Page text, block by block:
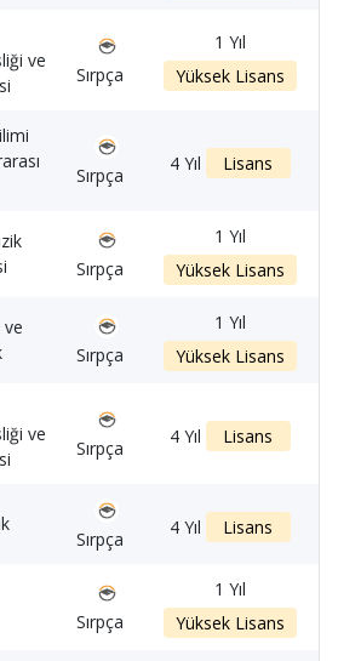
ve
Sırpça
1 Yıl
Yüksek Lisans
Sırpça
4 Yıl Lisans
Sırpça
1 Yıl
Yüksek Lisans
Sırpça
1 Yıl
Yüksek Lisans
ve
Sırpça
4 Yıl Lisans
Sırpça
4 Yıl Lisans
Sırpça
1 Yıl
Yüksek Lisans